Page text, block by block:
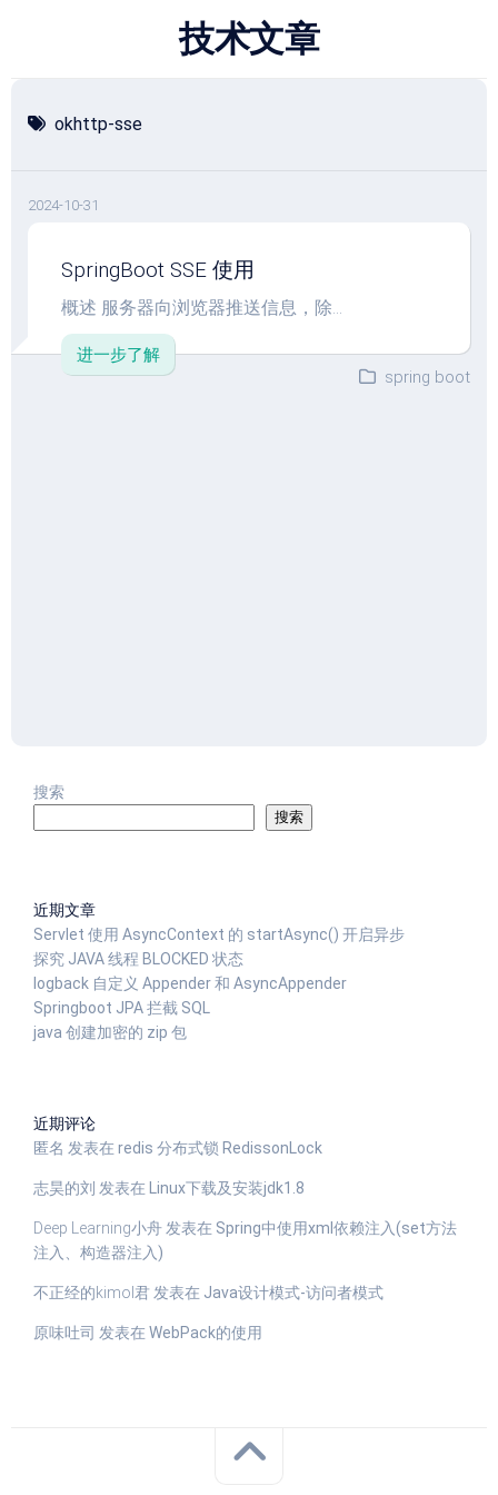
技术文章
okhttp-sse
2024-10-31
SpringBoot SSE 使用
概述 服务器向浏览器推送信息，除...
进一步了解
spring boot
搜索
搜索
近期文章
Servlet 使用 AsyncContext 的 startAsync() 开启异步
探究 JAVA 线程 BLOCKED 状态
logback 自定义 Appender 和 AsyncAppender
Springboot JPA 拦截 SQL
java 创建加密的 zip 包
近期评论
匿名 发表在 redis 分布式锁 RedissonLock
志昊的刘 发表在 Linux下载及安装jdk1.8
Deep Learning小舟 发表在 Spring中使用xml依赖注入(set方法
注入、构造器注入)
不正经的kimol君 发表在 Java设计模式-访问者模式
原味吐司 发表在 WebPack的使用